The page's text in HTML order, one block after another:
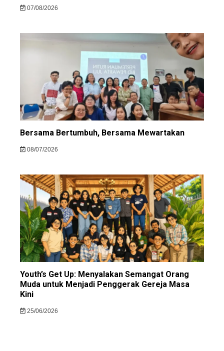
07/08/2026
Bersama Bertumbuh, Bersama Mewartakan
08/07/2026
Youth’s Get Up: Menyalakan Semangat Orang
Muda untuk Menjadi Penggerak Gereja Masa
Kini
25/06/2026